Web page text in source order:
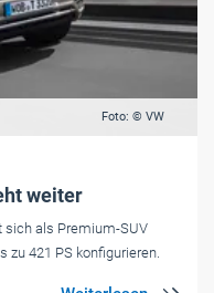
Foto: © VW
weiter
sich als Premium-SUV
zu 421 PS konfigurieren.